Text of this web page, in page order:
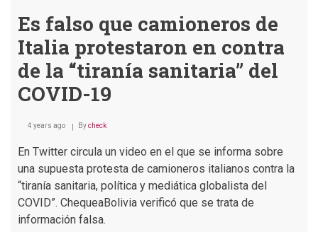
Es falso que camioneros de
Italia protestaron en contra
de la “tiranía sanitaria” del
COVID-19
4 years ago Bycheck
En Twitter circula un video en el que se informa sobre
una supuesta protesta de camioneros italianos contra la
“tiranía sanitaria, política y mediática globalista del
COVID”. ChequeaBolivia verificó que se trata de
información falsa.